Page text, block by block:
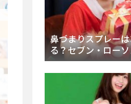
鼻づまりスプレー
る？セブン・ロー
販売時間と主要製